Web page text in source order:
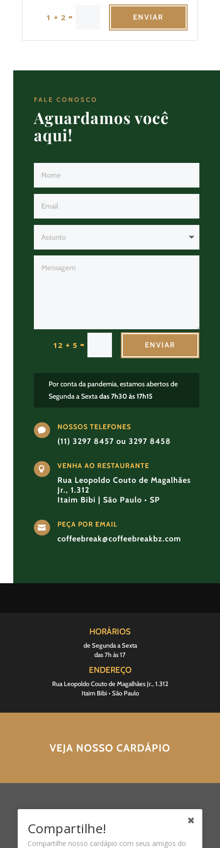
1 + 2 = ENVIAR
FALE CONOSCO
Aguardamos você
aqui!
12 + 5 = ENVIAR
Por conta da pandemia, estamos abertos de
Segunda a Sextadas 7h30 às 17h15
 NOSSOS TELEFONES
(11) 3297 8457 ou 3297 8458
 VENHA AO RESTAURANTE
Rua Leopoldo Couto de Magalhães
Jr., 1.312
Itaim Bibi | São Paulo • SP
 PEÇA POR EMAIL
coffeebreak@coffeebreakbz.com
HORÁRIOS
de Segunda a Sexta
das 7h às 17
ENDEREÇO
Rua Leopoldo Couto de Magalhães Jr., 1.312
Itaim Bibi • São Paulo
VEJA NOSSO CARDÁPIO
Compartilhe!
Compartilhe nosso cardápio com seus amigos do